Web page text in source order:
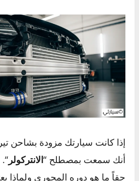
إذا كانت سيارتك مزودة بشاحن